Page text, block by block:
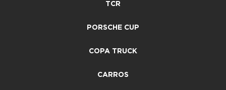
TCR
PORSCHE CUP
COPA TRUCK
CARROS